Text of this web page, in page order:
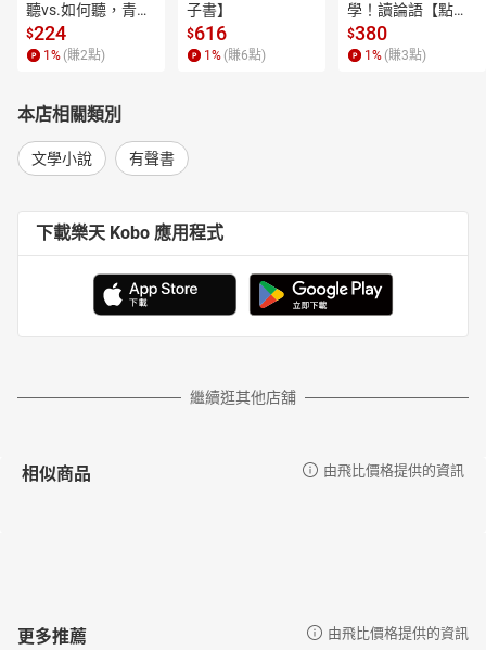
聽vs.如何聽，青少
年願意說【電子
書】
$224
1 % (賺2點)
子書】
$616
1 % (賺6點)
學！讀論語【點閱
率最高的孔子篇】
逗趣的文配圖情境
式講解，學習聖人
$380
1 % (賺3點)
本店相關類別
文學小說 有聲書
下載樂天 Kobo 應用程式
繼續逛其他店舖
相似商品 由飛比價格提供的資訊
更多推薦 由飛比價格提供的資訊